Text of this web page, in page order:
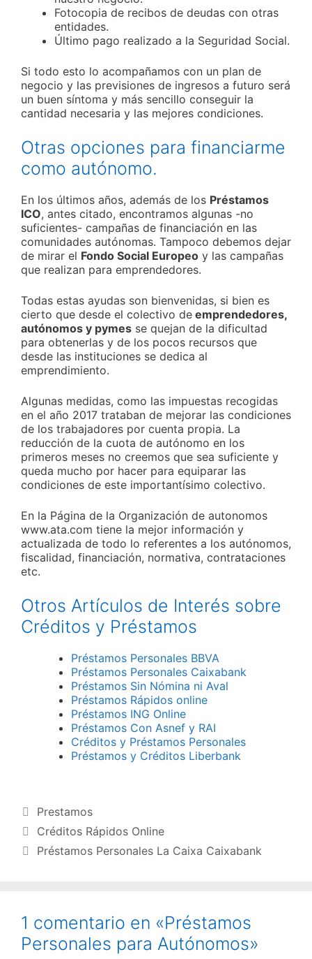
Fotocopia de recibos de deudas con otras
entidades.
Último pago realizado a la Seguridad Social.
Si todo esto lo acompañamos con un plan de
negocio y las previsiones de ingresos a futuro será
un buen síntoma y más sencillo conseguir la
cantidad necesaria y las mejores condiciones.
Otras opciones para financiarme
como autónomo.
En los últimos años, además de los Préstamos
ICO, antes citado, encontramos algunas -no
suficientes- campañas de financiación en las
comunidades autónomas. Tampoco debemos dejar
de mirar el Fondo Social Europeo y las campañas
que realizan para emprendedores.
Todas estas ayudas son bienvenidas, si bien es
cierto que desde el colectivo de emprendedores,
autónomos y pymes se quejan de la dificultad
para obtenerlas y de los pocos recursos que
desde las instituciones se dedica al
emprendimiento.
Algunas medidas, como las impuestas recogidas
en el año 2017 trataban de mejorar las condiciones
de los trabajadores por cuenta propia. La
reducción de la cuota de autónomo en los
primeros meses no creemos que sea suficiente y
queda mucho por hacer para equiparar las
condiciones de este importantísimo colectivo.
En la Página de la Organización de autonomos
www.ata.com tiene la mejor información y
actualizada de todo lo referentes a los autónomos,
fiscalidad, financiación, normativa, contrataciones
etc.
Otros Artículos de Interés sobre
Créditos y Préstamos
Préstamos Personales BBVA
Préstamos Personales Caixabank
Préstamos Sin Nómina ni Aval
Préstamos Rápidos online
Préstamos ING Online
Préstamos Con Asnef y RAI
Créditos y Préstamos Personales
Préstamos y Créditos Liberbank
Categorías
Prestamos
Créditos Rápidos Online
Préstamos Personales La Caixa Caixabank
1 comentario en «Préstamos
Personales para Autónomos»